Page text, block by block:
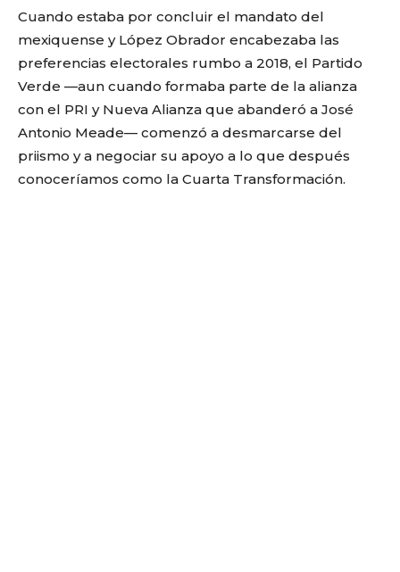
Cuando estaba por concluir el mandato del
mexiquense y López Obrador encabezaba las
preferencias electorales rumbo a 2018, el Partido
Verde —aun cuando formaba parte de la alianza
con el PRI y Nueva Alianza que abanderó a José
Antonio Meade— comenzó a desmarcarse del
priismo y a negociar su apoyo a lo que después
conoceríamos como la Cuarta Transformación.